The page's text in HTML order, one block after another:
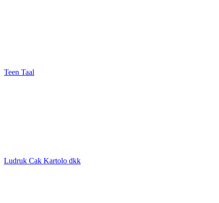
Teen Taal
Ludruk Cak Kartolo dkk